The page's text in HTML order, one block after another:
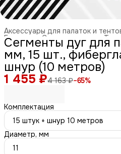
Аксессуары для палаток и
Спорт и отдых ›
Главная ›
Сегменты дуг для
мм, 15 шт.,
шнур (10 метров)
1 455 ₽4 163 ₽−65%
Комплектация
15 штук + шнур 10 метров
Диаметр, мм
11